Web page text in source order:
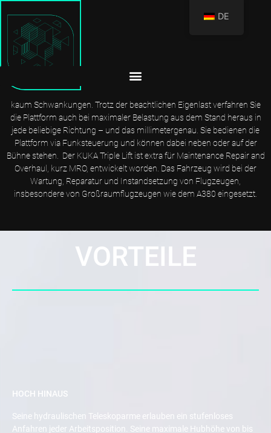
KUKA TRIPLE LIFT: EXTREM STARK UND FLEXIBEL
Wer sich für den KUKA Triple Lift entscheidet, hat eine Bühne mit
extremer Steifigkeit an seiner Seite. Dank der Teleskopzylinder gibt es
kaum Schwankungen. Trotz der beachtlichen Eigenlast verfahren Sie
die Plattform auch bei maximaler Belastung aus dem Stand heraus in
jede beliebige Richtung – und das millimetergenau. Sie bedienen die
Plattform via Funksteuerung und können dabei neben oder auf der
Bühne stehen. Der KUKA Triple Lift ist extra für Maintenance Repair and
Overhaul, kurz MRO, entwickelt worden. Das Fahrzeug wird bei der
Wartung, Reparatur und Instandsetzung von Flugzeugen,
insbesondere von Großraumflugzeugen wie dem A380 eingesetzt.
VORTEILE
HOCH HINAUS
Seine hydraulischen Teleskoparme erlauben ein stufenloses
Anfahren jeder Arbeitsposition. Seine maximale Hubhöhe von bis
DE